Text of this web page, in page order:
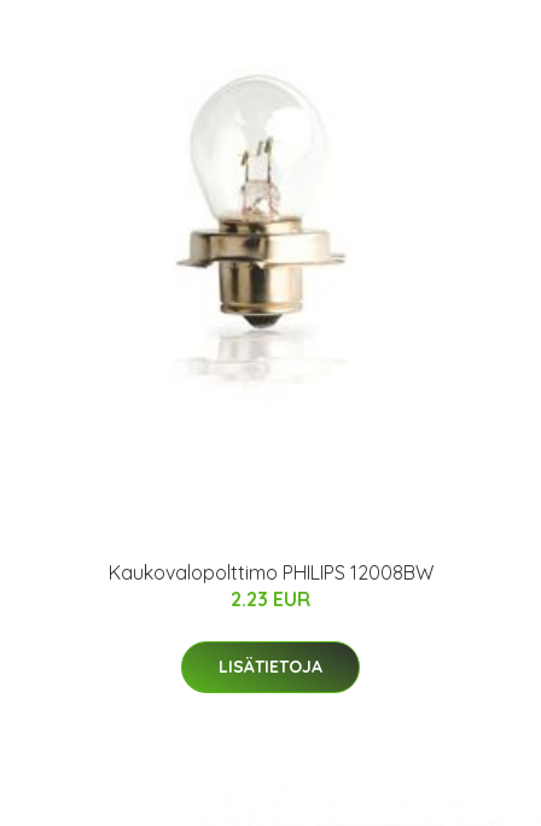
Kaukovalopolttimo PHILIPS 12008BW
2.23 EUR
LISÄTIETOJA